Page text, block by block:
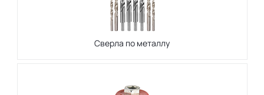
Сверла по металлу